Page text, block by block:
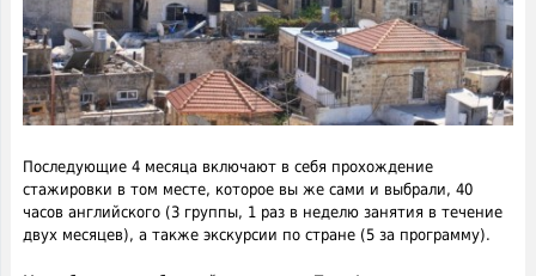
Последующие 4 месяца включают в себя прохождение
стажировки в том месте, которое вы же сами и выбрали, 40
часов английского (3 группы, 1 раз в неделю занятия в течение
двух месяцев), а также экскурсии по стране (5 за программу).